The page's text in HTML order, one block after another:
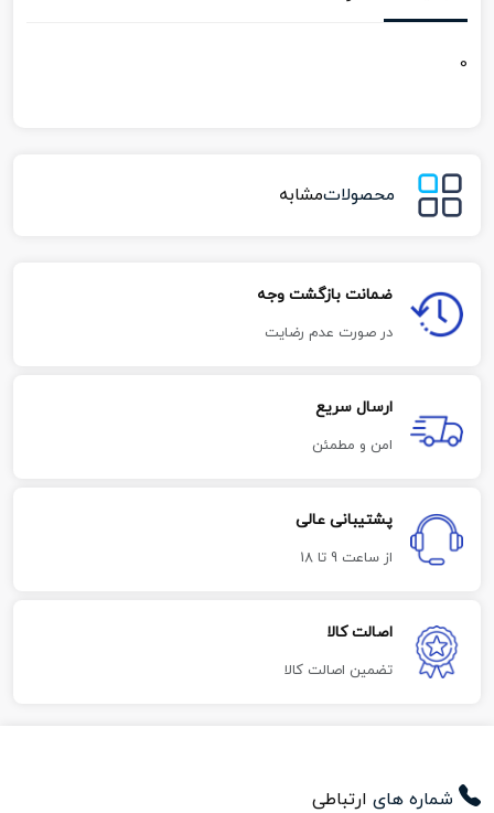
0
محصولاتمشابه
ضمانت بازگشت وجه
در صورت عدم رضایت
ارسال سریع
امن و مطمئن
پشتیبانی عالی
از ساعت 9 تا 18
اصالت کالا
تضمین اصالت کالا
شماره های ارتباطی